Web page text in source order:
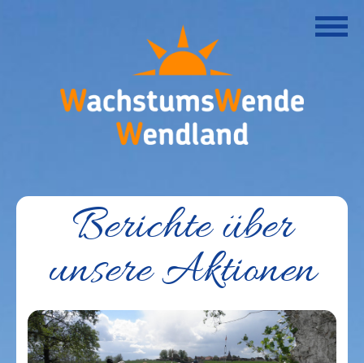
Berichte über
unsere Aktionen